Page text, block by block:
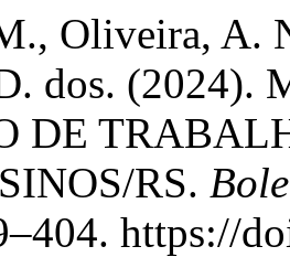
Oliveira, A.
dos. (2024).
DE
RS.
https://